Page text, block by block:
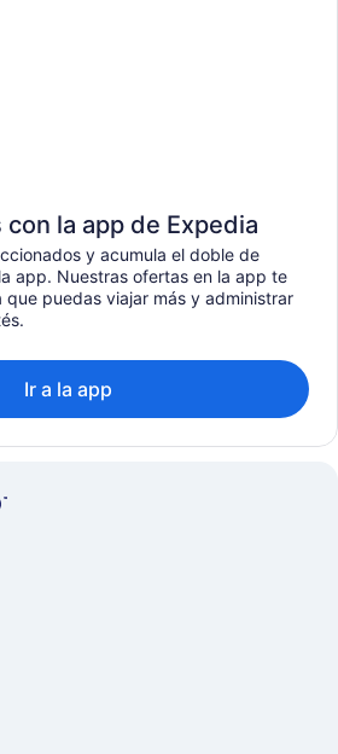
la app de Expedia
y acumula el doble de
app. Nuestras ofertas en la app te
puedas viajar más y administrar
Ir a la app